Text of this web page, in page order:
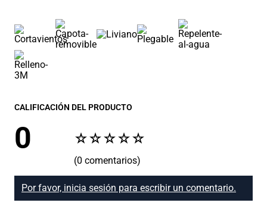
CALIFICACIÓN DEL PRODUCTO
☆☆☆☆☆
0
(0 comentarios)
Por favor, inicia sesión para escribir un comentario.